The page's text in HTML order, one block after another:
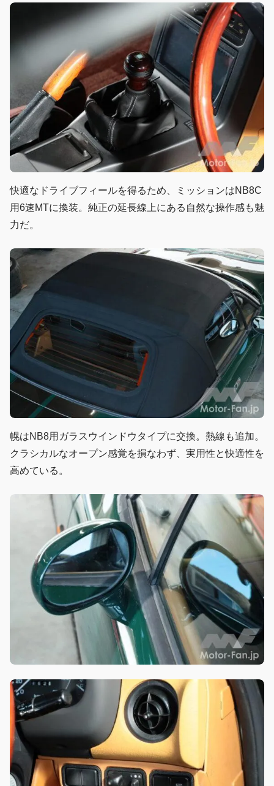
快適なドライブフィールを得るため、ミッションはNB8C
用6速MTに換装。純正の延長線上にある自然な操作感も魅
力だ。
幌はNB8用ガラスウインドウタイプに交換。熱線も追加。
クラシカルなオープン感覚を損なわず、実用性と快適性を
高めている。